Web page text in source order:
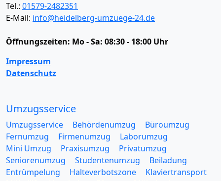
Tel.: 01579-2482351
E-Mail: info@heidelberg-umzuege-24.de
Öffnungszeiten: Mo - Sa: 08:30 - 18:00 Uhr
Impressum
Datenschutz
Umzugsservice
Umzugsservice Behördenumzug
Büroumzug
Fernumzug
Firmenumzug
Laborumzug
Mini Umzug
Praxisumzug
Privatumzug
Seniorenumzug
Studentenumzug
Beiladung
Entrümpelung
Halteverbotszone
Klaviertransport